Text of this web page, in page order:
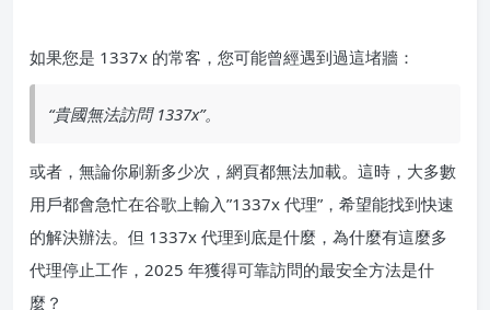
如果您是 1337x 的常客，您可能曾經遇到過這堵牆：
“貴國無法訪問 1337x”。
或者，無論你刷新多少次，網頁都無法加載。這時，大多數
用戶都會急忙在谷歌上輸入”1337x 代理”，希望能找到快速
的解決辦法。但 1337x 代理到底是什麼，為什麼有這麼多
代理停止工作，2025 年獲得可靠訪問的最安全方法是什
麼？